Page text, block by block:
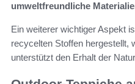
umweltfreundliche
Ein weiterer wichtiger Aspekt
recycelten Stoffen hergestellt,
unterstützt den Erhalt der